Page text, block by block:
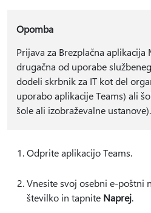
Opomba
Prijava za Brezplačna aplikacija
drugačna od uporabe
dodeli skrbnik za IT kot del
uporabo aplikacije Teams) ali
šole ali izobraževalne ustanove).
Odprite aplikacijo Teams.
Vnesite svoj osebni e-poštni
številko in tapnite Naprej.